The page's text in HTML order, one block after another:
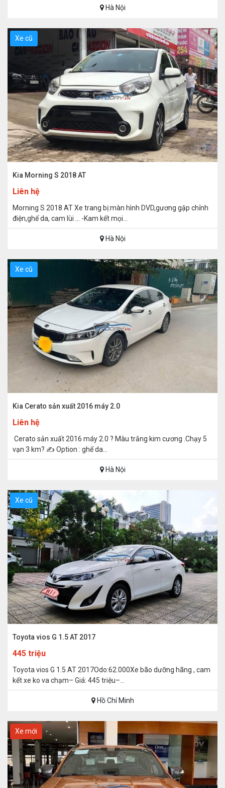
Hà Nội
Xe cũ
Kia Morning S 2018 AT
Liên hệ
Morning S 2018 AT Xe trang bị:màn hình DVD,gương gập chỉnh
điện,ghế da, cam lùi … -Kam kết mọi...
Hà Nội
Xe cũ
Kia Cerato sản xuất 2016 máy 2.0
Liên hệ
Cerato sản xuất 2016 máy 2.0 ? Màu trắng kim cương .Chạy 5
vạn 3 km? ✍️ Option : ghế da...
Hà Nội
Xe cũ
Toyota vios G 1.5 AT 2017
445 triệu
Toyota vios G 1.5 AT 2017Odo:62.000Xe bão dưỡng hãng , cam
kết xe ko va chạm– Giá: 445 triệu–...
Hồ Chí Minh
Xe mới